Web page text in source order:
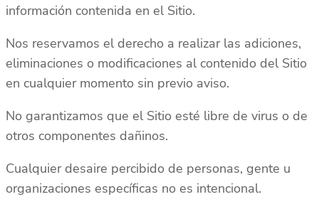
información contenida en el Sitio.
Nos reservamos el derecho a realizar las adiciones,
eliminaciones o modificaciones al contenido del Sitio
en cualquier momento sin previo aviso.
No garantizamos que el Sitio esté libre de virus o de
otros componentes dañinos.
Cualquier desaire percibido de personas, gente u
organizaciones específicas no es intencional.